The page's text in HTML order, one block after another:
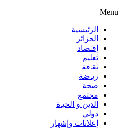
Menu
الرئيسية
الجزائر
إقتصاد
تعليم
ثقافة
رياضة
صحة
مجتمع
الدين و الحياة
دولي
إعلانات وإشهار